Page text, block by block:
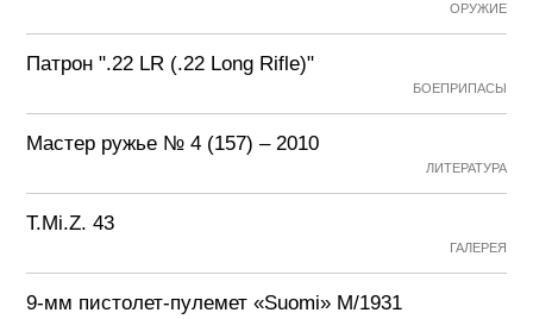
ОРУЖИЕ
Патрон ".22 LR (.22 Long Rifle)"
БОЕПРИПАСЫ
Мастер ружье № 4 (157) – 2010
ЛИТЕРАТУРА
T.Mi.Z. 43
ГАЛЕРЕЯ
9-мм пистолет-пулемет «Suomi» М/1931